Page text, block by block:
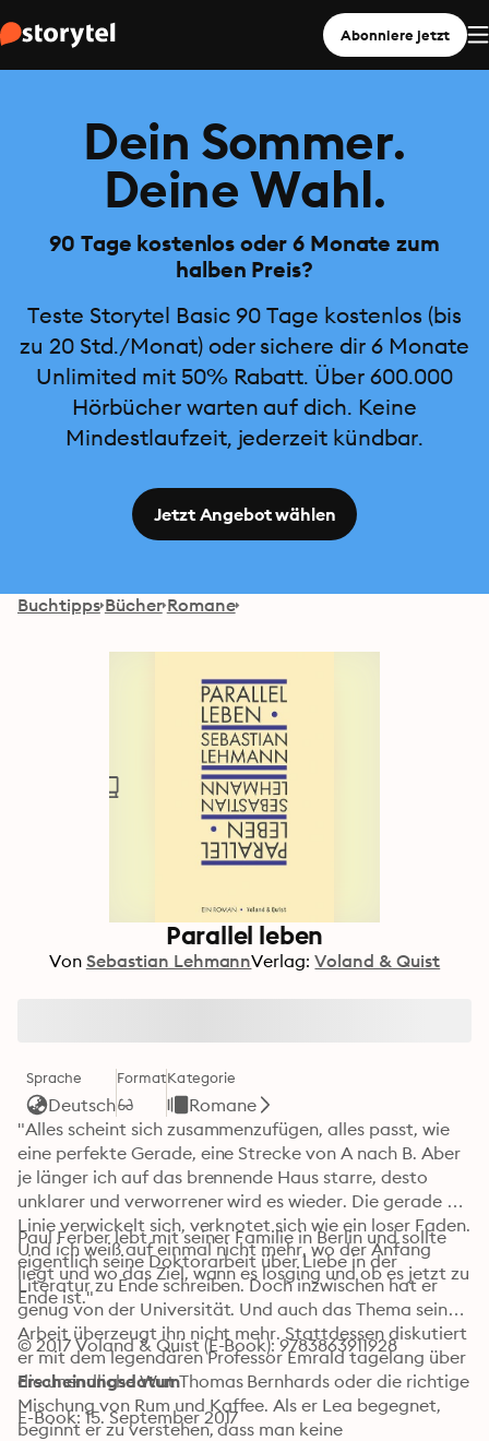
Abonniere jetzt
Dein Sommer.
Deine Wahl.
90 Tage kostenlos oder 6 Monate zum
halben Preis?
Teste Storytel Basic 90 Tage kostenlos (bis
zu 20 Std./Monat) oder sichere dir 6 Monate
Unlimited mit 50% Rabatt. Über 600.000
Hörbücher warten auf dich. Keine
Mindestlaufzeit, jederzeit kündbar.
Jetzt Angebot wählen
Buchtipps Bücher Romane
Parallel leben
Von Sebastian LehmannVerlag: Voland & Quist
Sprache
Deutsch
FormatKategorie
Romane
"Alles scheint sich zusammenzufügen, alles passt, wie
eine perfekte Gerade, eine Strecke von A nach B. Aber
je länger ich auf das brennende Haus starre, desto
unklarer und verworrener wird es wieder. Die gerade
Linie verwickelt sich, verknotet sich wie ein loser Faden.
Und ich weiß auf einmal nicht mehr, wo der Anfang
liegt und wo das Ziel, wann es losging und ob es jetzt zu
Ende ist."
Paul Ferber lebt mit seiner Familie in Berlin und sollte
eigentlich seine Doktorarbeit über Liebe in der
Literatur zu Ende schreiben. Doch inzwischen hat er
genug von der Universität. Und auch das Thema seiner
Arbeit überzeugt ihn nicht mehr. Stattdessen diskutiert
er mit dem legendären Professor Emrald tagelang über
die unendliche Wut Thomas Bernhards oder die richtige
Mischung von Rum und Kaffee. Als er Lea begegnet,
beginnt er zu verstehen, dass man keine
© 2017 Voland & Quist (E-Book): 9783863911928
Erscheinungsdatum
E-Book: 15. September 2017